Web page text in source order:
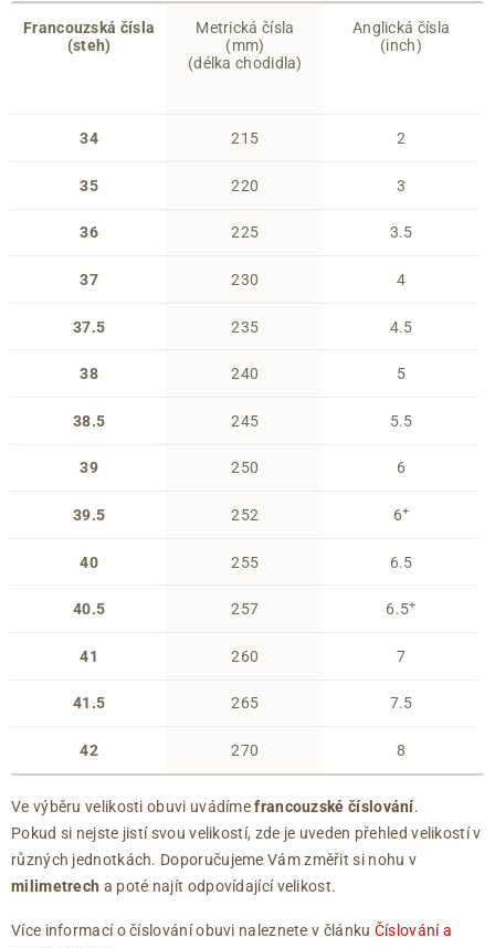
Francouzská čísla
(steh)
34
35
36
37
37.5
38
38.5
39
39.5
40
40.5
41
41.5
42
Metrická čísla
(mm)
(délka chodidla)
215
220
225
230
235
240
245
250
252
255
257
260
265
270
Anglická čísla
(inch)
2
3
3.5
4
4.5
5
5.5
6
6+
6.5
6.5+
7
7.5
8
Ve výběru velikosti obuvi uvádímefrancouzské číslování.
Pokud si nejste jistí svou velikostí, zde je uveden přehled velikostí v
různých jednotkách. Doporučujeme Vám změřit si nohu v
milimetrech a poté najít odpovídající velikost.
Více informací o číslování obuvi naleznete v článku Číslování a